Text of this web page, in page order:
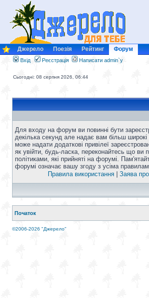
Джерело Поезія Рейтинг Форум
Вхід Реєстрація Написати admin`у
Сьогодні: 08 серпня 2026, 06:44
Для входу на форум ви повинні бути
декілька секунд але надає вам більш широкі
може надати додаткові привілеї
як увійти, будь-ласка, переконайтесь що ви
політиками, які прийняті на форумі.
форумі означає вашу згоду з усіма
Правила використання
Заява про
Початок
©2006-2026 "Джерело"